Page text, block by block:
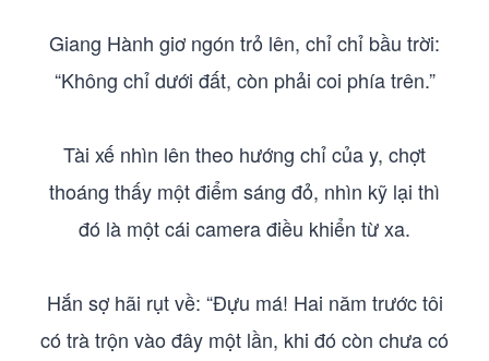
Giang Hành giơ ngón trỏ lên, chỉ chỉ bầu trời:
“Không chỉ dưới đất, còn phải coi phía trên.”
Tài xế nhìn lên theo hướng chỉ của y, chợt
thoáng thấy một điểm sáng đỏ, nhìn kỹ lại thì
đó là một cái camera điều khiển từ xa.
Hắn sợ hãi rụt về: “Đựu má! Hai năm trước tôi
có trà trộn vào đây một lần, khi đó còn chưa có